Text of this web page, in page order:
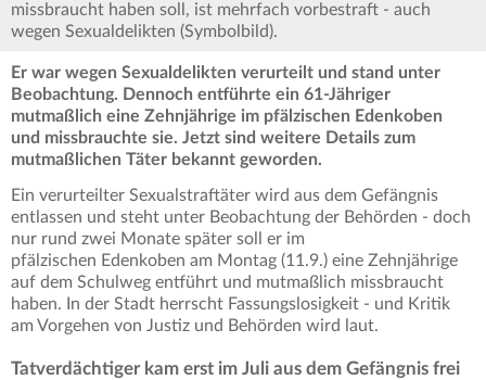
missbraucht haben soll, ist mehrfach vorbestraft - auch
wegen Sexualdelikten (Symbolbild).
Er war wegen Sexualdelikten verurteilt und stand unter
Beobachtung. Dennoch entführte ein 61-Jähriger
mutmaßlich eine Zehnjährige im pfälzischen Edenkoben
und missbrauchte sie. Jetzt sind weitere Details zum
mutmaßlichen Täter bekannt geworden.
Ein verurteilter Sexualstraftäter wird aus dem Gefängnis
entlassen und steht unter Beobachtung der Behörden - doch
nur rund zwei Monate später soll er im
pfälzischen Edenkoben am Montag (11.9.) eine Zehnjährige
auf dem Schulweg entführt und mutmaßlich missbraucht
haben. In der Stadt herrscht Fassungslosigkeit - und Kritik
am Vorgehen von Justiz und Behörden wird laut.
Tatverdächtiger kam erst im Juli aus dem Gefängnis frei